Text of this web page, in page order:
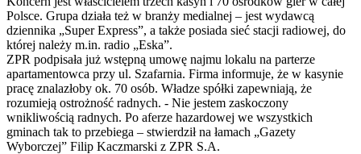
Polsce. Grupa działa też w branży medialnej – jest wydawcą
dziennika „Super Express”, a także posiada sieć stacji radiowej, do
której należy m.in. radio „Eska”.
ZPR podpisała już wstępną umowę najmu lokalu na parterze
apartamentowca przy ul. Szafarnia. Firma informuje, że w kasynie
pracę znalazłoby ok. 70 osób. Władze spółki zapewniają, że
rozumieją ostrożność radnych. - Nie jestem zaskoczony
wnikliwością radnych. Po aferze hazardowej we wszystkich
gminach tak to przebiega – stwierdził na łamach „Gazety
Wyborczej” Filip Kaczmarski z ZPR S.A.